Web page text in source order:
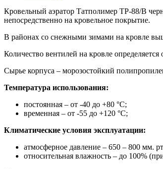
Кровельный аэратор Татполимер ТР-88/В
непосредственно на кровельное покрытие.
В районах со снежными зимами на кровле
Количество вентилей на кровле
Сырье корпуса – морозостойкий
Температура использования:
постоянная – от -40 до +80 °С;
временная – от -55 до +120 °С;
Климатические условия эксплуатации:
атмосферное давление – 650 – 800 мм.
относительная влажность – до 100%